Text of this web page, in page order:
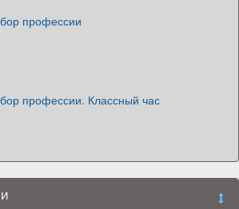
профессии
профессии. Классный час